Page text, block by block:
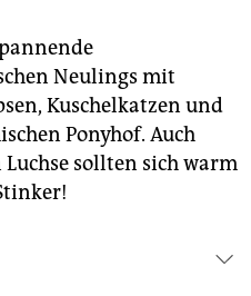
Neulings mit
Kuschelkatzen und
Ponyhof. Auch
sollten sich warm